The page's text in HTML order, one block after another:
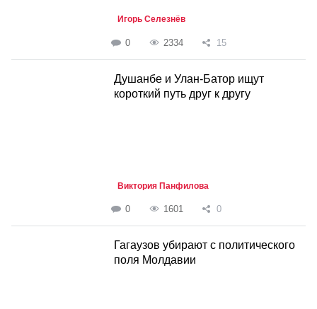
Игорь Селезнёв
0 2334 15
Душанбе и Улан-Батор ищут
короткий путь друг к другу
Виктория Панфилова
0 1601 0
Гагаузов убирают с политического
поля Молдавии